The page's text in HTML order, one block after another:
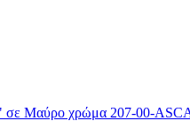
σε Μαύρο χρώμα 207-00-